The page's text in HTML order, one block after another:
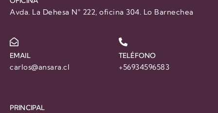
Avda. La Dehesa N° 222, oficina 304. Lo Barnechea
EMAIL
carlos@ansara.cl
TELÉFONO
+56934596583
PRINCIPAL